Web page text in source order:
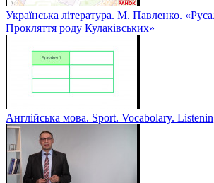
Українська література. М. Павленко.
Прокляття роду Кулаківських»
Англійська мова. Sport. Vocabolary.